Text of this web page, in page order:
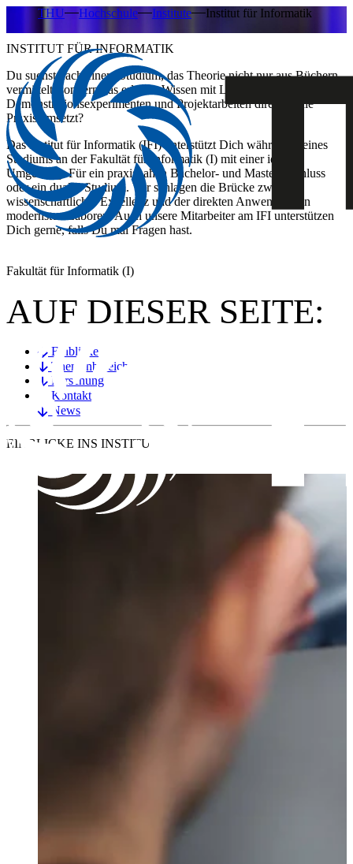
THU Hochschule Institute Institut für Informatik
INSTITUT FÜR INFORMATIK
Du suchst nach einem Studium, das Theorie nicht nur aus Büchern
vermittelt, sondern das erlernte Wissen mit Laborversuchen,
Demonstrationsexperimenten und Projektarbeiten direkt in die
Praxis umsetzt?
Das Institut für Informatik (IFI)unterstützt Dich während Deines
Studiums an der Fakultät für Informatik (I) mit einer idealen
Umgebung. Für ein praxisnahen Bachelor- und Masterabschluss
oder ein duales Studium. Wir schlagen die Brücke zwischen
wissenschaftlicher Exzellenz und der direkten Anwendung in
modernsten Laboren. Auch unsere Mitarbeiter am IFI unterstützen
Dich gerne, falls Du mal Fragen hast.
Fakultät für Informatik (I)
AUF DIESER SEITE:
Einblicke
Themenbereiche
Forschung
Kontakt
News
EINBLICKE INS INSTITUT